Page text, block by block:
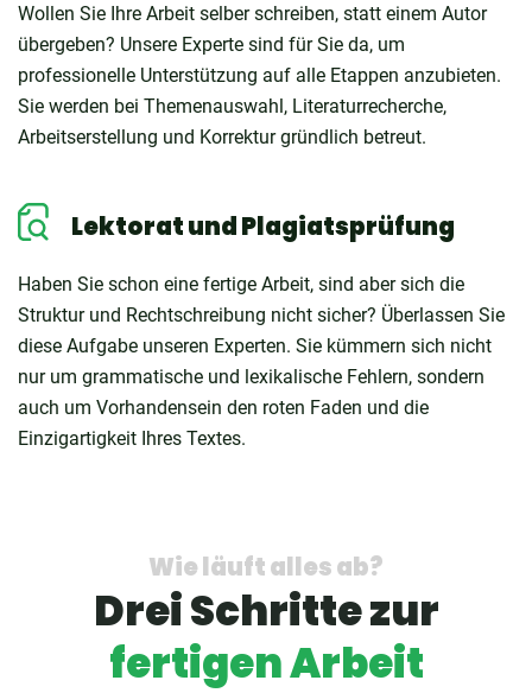
Wollen Sie Ihre Arbeit selber schreiben, statt einem Autor
übergeben? Unsere Experte sind für Sie da, um
professionelle Unterstützung auf alle Etappen anzubieten.
Sie werden bei Themenauswahl, Literaturrecherche,
Arbeitserstellung und Korrektur gründlich betreut.
Lektorat und Plagiatsprüfung
Haben Sie schon eine fertige Arbeit, sind aber sich die
Struktur und Rechtschreibung nicht sicher? Überlassen Sie
diese Aufgabe unseren Experten. Sie kümmern sich nicht
nur um grammatische und lexikalische Fehlern, sondern
auch um Vorhandensein den roten Faden und die
Einzigartigkeit Ihres Textes.
Wie läuft alles ab?
Drei Schritte zur
fertigen Arbeit